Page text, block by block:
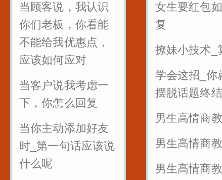
1_双唇音
标兵奔北坡
2_唇齿音f_
凰
3_舌尖中音
敌岛打特盗
3_舌尖中音
念刘娘
当顾客说，我认识
你们老板，你看能
不能给我优惠点，
应该如何应对
当客户说我考虑一
下，你怎么回复
当你主动添加好友
时_第一句话应该说
什么呢
女生要红包
复
撩妹小技术_
学会这招_你
摆脱话题终
男生高情商
男生高情商
男生高情商